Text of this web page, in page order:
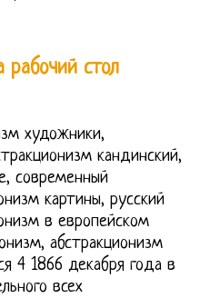
рабочий стол
художники,
кандинский,
современный
картины, русский
в европейском
абстракционизм
4 1866 декабря года в
всех